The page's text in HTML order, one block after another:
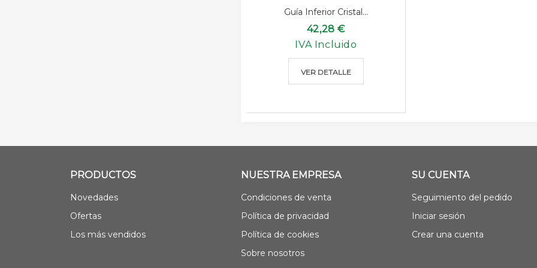
Guía Inferior Cristal...
42,28 €
IVA Incluido
VER DETALLE
PRODUCTOS
Novedades
Ofertas
Los más vendidos
NUESTRA EMPRESA
Condiciones de venta
Política de privacidad
Política de cookies
Sobre nosotros
SU CUENTA
Seguimiento del pedido
Iniciar sesión
Crear una cuenta